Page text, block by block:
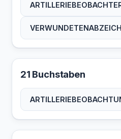
WAFFENGEWALT
ZIELFERNROHR
21 Buchstaben